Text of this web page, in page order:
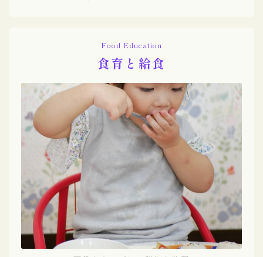
Food Education
食育と給食